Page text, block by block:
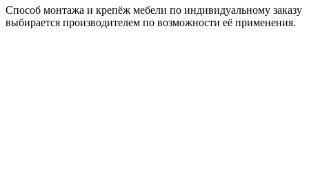
Способ монтажа и крепёж мебели по индивидуальному заказу
выбирается производителем по возможности её применения.